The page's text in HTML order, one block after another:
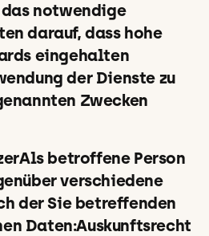
notwendige
darauf, dass hohe
eingehalten
der Dienste zu
Zwecken
betroffene Person
verschiedene
der Sie betreffenden
Daten:Auskunftsrecht